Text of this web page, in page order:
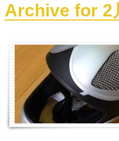
Archive for 2